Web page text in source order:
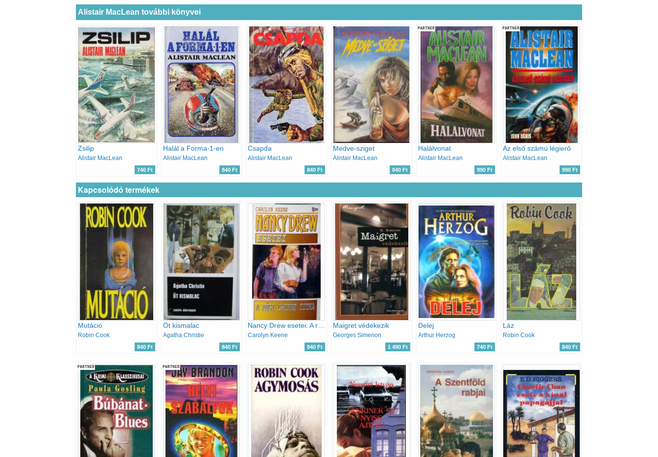
Alistair MacLean további könyvei
Zsilip
Alistair MacLean
740 Ft
Halál a Forma-1-en
Alistair MacLean
840 Ft
Csapda
Alistair MacLean
840 Ft
Medve-sziget
Alistair MacLean
840 Ft
PARTNER
Halálvonat
Alistair MacLean
990 Ft
PARTNER
Az első számú légierő
Alistair MacLean
990 Ft
Kapcsolódó termékek
Mutáció
Robin Cook
840 Ft
Öt kismalac
Agatha Christie
840 Ft
Nancy Drew esetei: A régi csipke titka
Carolyn Keene
840 Ft
Maigret védekezik
Georges Simenon
1 490 Ft
Delej
Arthur Herzog
740 Ft
Láz
Robin Cook
840 Ft
PARTNER PARTNER